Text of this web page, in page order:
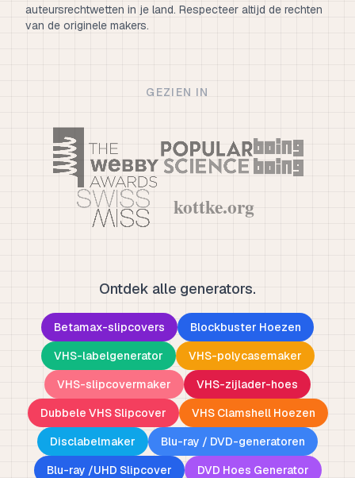
auteursrechtwetten in je land. Respecteer altijd de rechten
van de originele makers.
GEZIEN IN
Ontdek alle generators.
Betamax-slipcovers
Blockbuster Hoezen
VHS-labelgenerator
VHS-polycasemaker
VHS-slipcovermaker
VHS-zijlader-hoes
Dubbele VHS Slipcover
VHS Clamshell Hoezen
Disclabelmaker
Blu-ray / DVD-generatoren
Blu-ray /UHD Slipcover
DVD Hoes Generator